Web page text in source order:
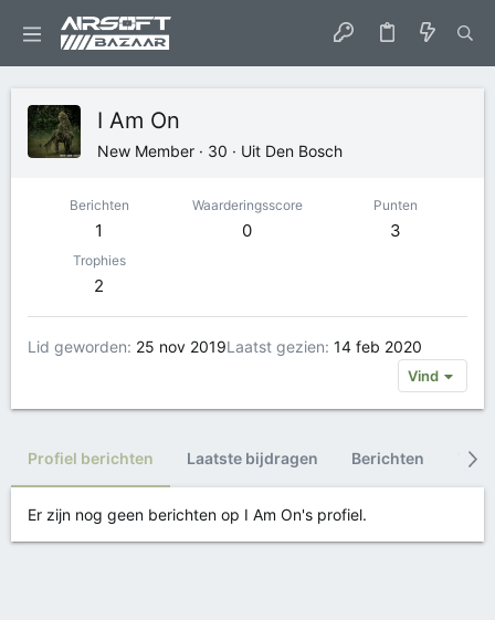
I Am On
New Member · 30 · Uit Den Bosch
Berichten
1
Waarderingsscore
0
Punten
3
Trophies
2
Lid geworden 25 nov 2019Laatst gezien 14 feb 2020
Vind
Profiel berichten Laatste bijdragen Berichten
Er zijn nog geen berichten op I Am On's profiel.